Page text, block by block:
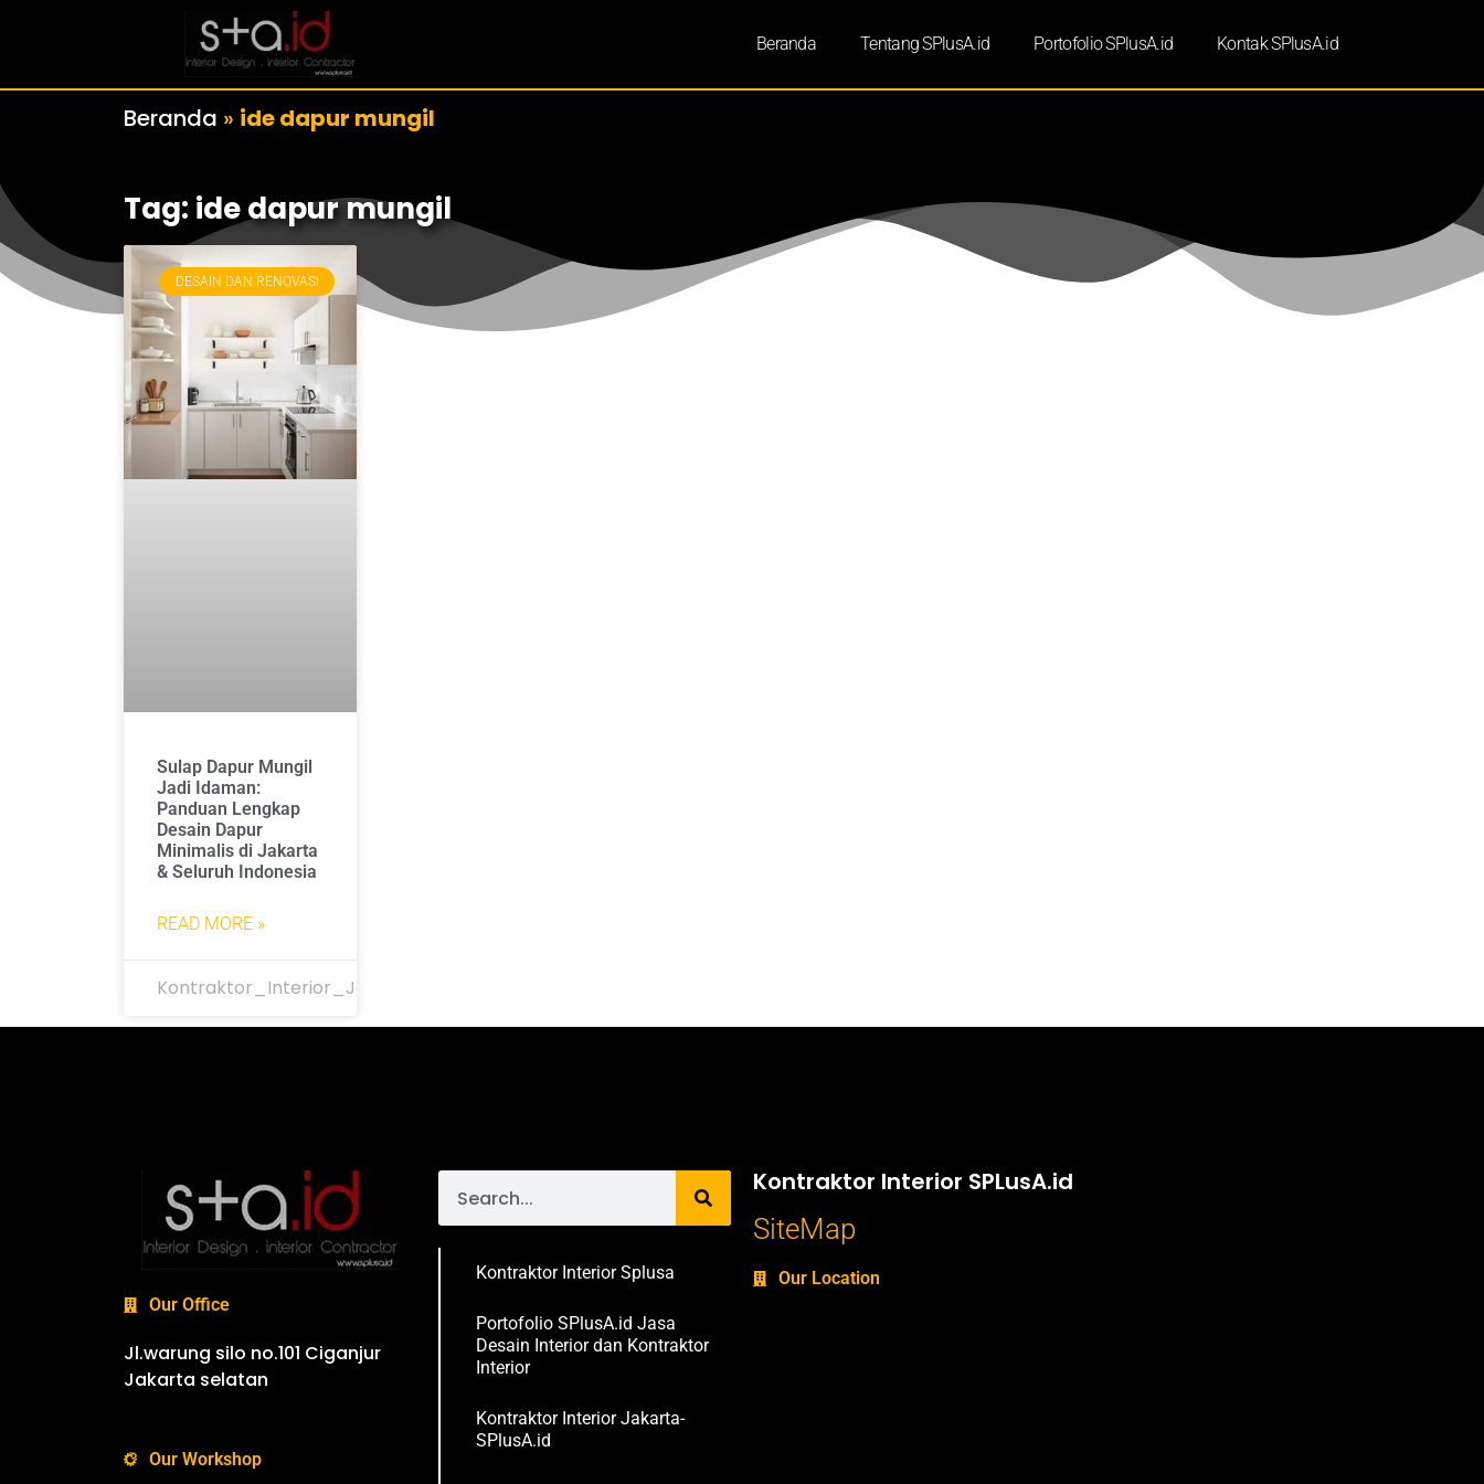
Beranda Tentang SPlusA.id Portofolio SPlusA.id Kontak SPlusA.id
Beranda » ide dapur mungil
Tag: ide dapur mungil
DESAIN DAN RENOVASI
Sulap Dapur Mungil
Jadi Idaman:
Panduan Lengkap
Desain Dapur
Minimalis di Jakarta
& Seluruh Indonesia
READ MORE »
Kontraktor_Interior_Jakarta
Our Office
Jl.warung silo no.101 Ciganjur
Jakarta selatan
Our Workshop
Kontraktor Interior Splusa
Portofolio SPlusA.id Jasa
Desain Interior dan Kontraktor
Interior
Kontraktor Interior Jakarta-
SPlusA.id
Kontraktor Interior SPLusA.id
SiteMap
Our Location